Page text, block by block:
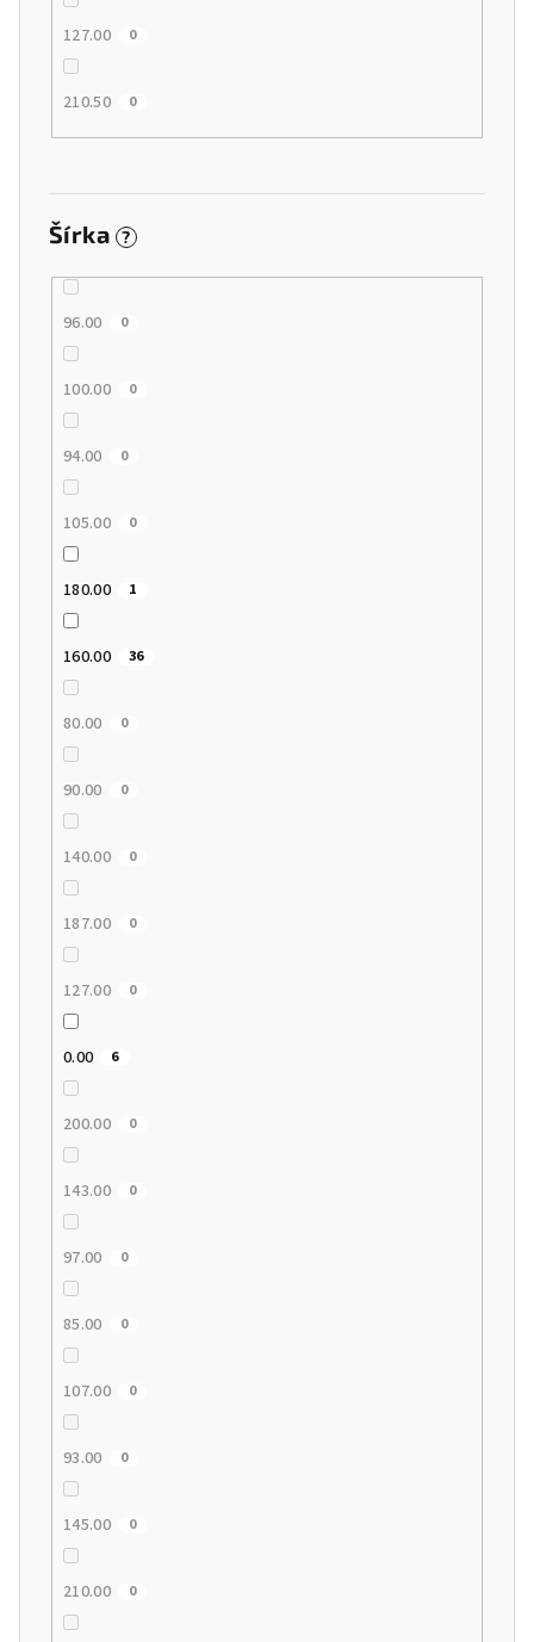
127.00 0
210.50 0
Šírka ?
96.00 0
100.00 0
94.00 0
105.00 0
180.00 1
160.00 36
80.00 0
90.00 0
140.00 0
187.00 0
127.00 0
0.00 6
200.00 0
143.00 0
97.00 0
85.00 0
107.00 0
93.00 0
145.00 0
210.00 0